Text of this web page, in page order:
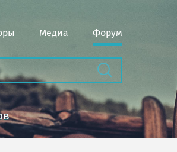
Медиа Форум